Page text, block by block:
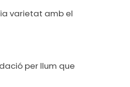
varietat amb el
per llum que